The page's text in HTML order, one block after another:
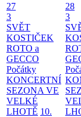
27
3
SVĚT
KOSTIČEK
ROTO a
GECCO
Počátky
KONCERTNÍ
SEZONA VE
VELKÉ
LHOTĚ 10.
28
3